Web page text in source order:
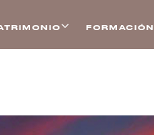
FORMACIÓN